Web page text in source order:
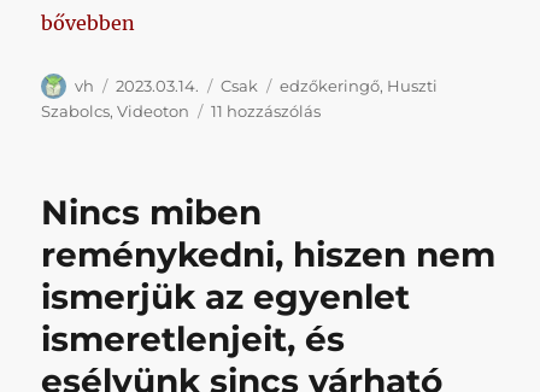
„Mindeközben: kib*szták Husztit a Viditől”
bővebben
Szerző
vh Közzétéve
2023.03.14. Kategória
Csak Címke
edzőkeringő, Huszti
Szabolcs,Videoton 11 hozzászólásMindeközben:
című
bejegyzéshez
Nincs miben
reménykedni, hiszen nem
ismerjük az egyenlet
ismeretlenjeit, és
esélyünk sincs várható